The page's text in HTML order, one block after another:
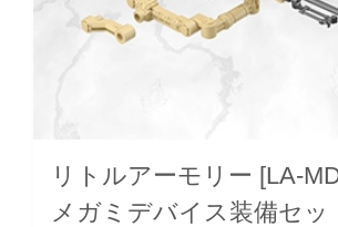
リトルアーモリー [LA-
メガミデバイス装備セッ